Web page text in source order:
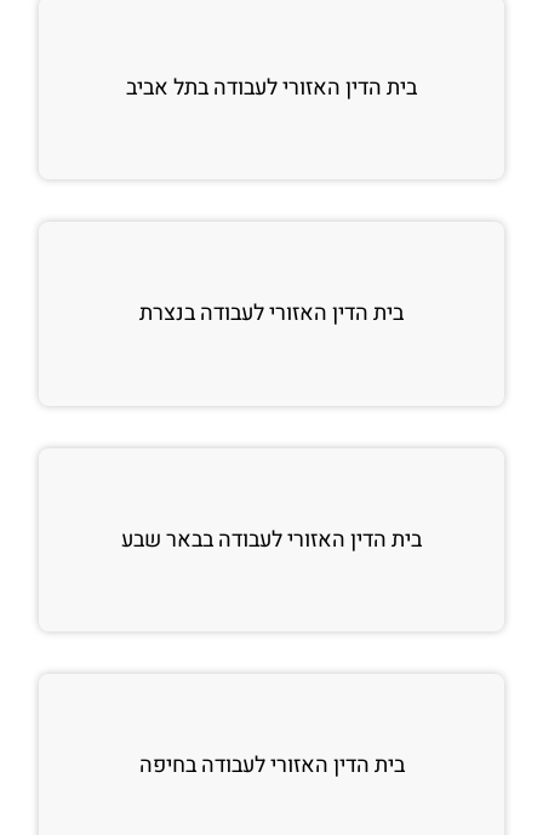
בית הדין האזורי לעבודה בתל אביב
בית הדין האזורי לעבודה בנצרת
בית הדין האזורי לעבודה בבאר שבע
בית הדין האזורי לעבודה בחיפה